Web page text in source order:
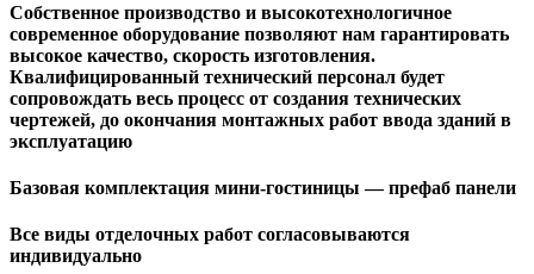
Собственное производство и высокотехнологичное
современное оборудование позволяют нам гарантировать
высокое качество, скорость изготовления.
Квалифицированный технический персонал будет
сопровождать весь процесс от создания технических
чертежей, до окончания монтажных работ ввода зданий в
эксплуатацию
Базовая комплектация мини-гостиницы — префаб панели
Все виды отделочных работ согласовываются
индивидуально